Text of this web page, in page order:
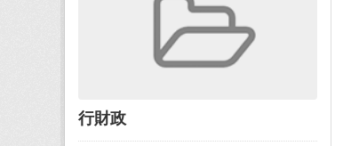
行財政